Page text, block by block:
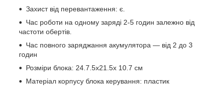
Захист від перевантаження: є.
Час роботи на одному заряді 2-5 годин залежно від
частоти обертів.
Час повного заряджання акумулятора — від 2 до 3
годин
Розміри блока: 24.7.5х21.5х 10.7 см
Матеріал корпусу блока керування: пластик